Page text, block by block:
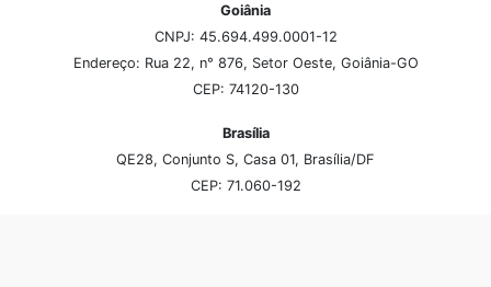
Goiânia
CNPJ: 45.694.499.0001-12
Endereço: Rua 22, n° 876, Setor Oeste, Goiânia-GO
CEP: 74120-130
Brasília
QE28, Conjunto S, Casa 01, Brasília/DF
CEP: 71.060-192